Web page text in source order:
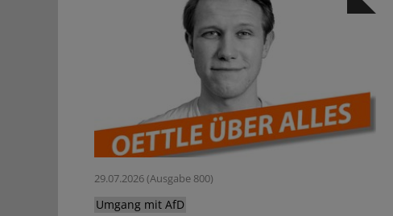
29.07.2026 (Ausgabe 800)
Umgang mit AfD